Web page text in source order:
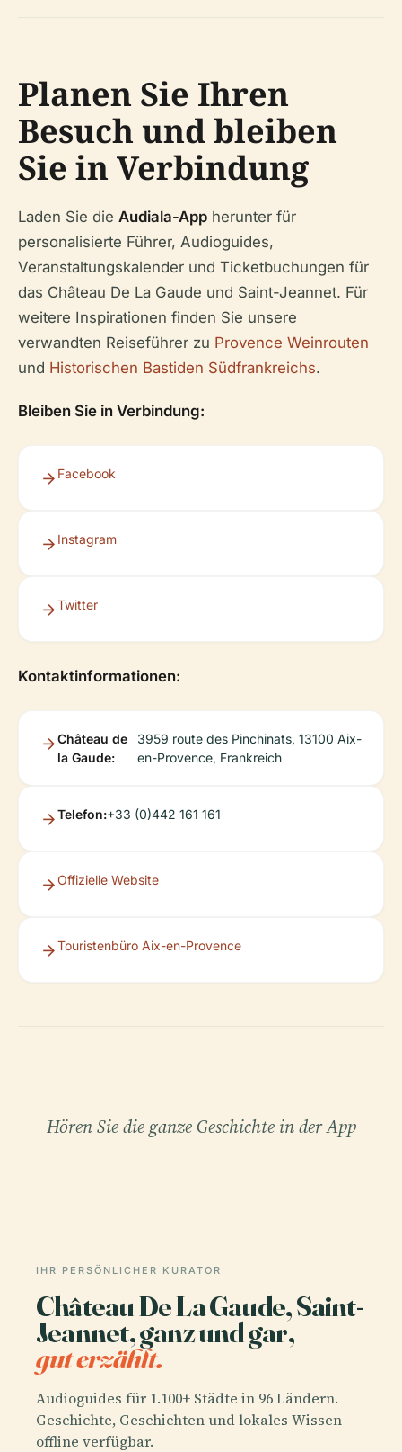
Planen Sie Ihren
Besuch und bleiben
Sie in Verbindung
Laden Sie die Audiala-App herunter für
personalisierte Führer, Audioguides,
Veranstaltungskalender und Ticketbuchungen für
das Château De La Gaude und Saint-Jeannet. Für
weitere Inspirationen finden Sie unsere
verwandten Reiseführer zu Provence Weinrouten
und Historischen Bastiden Südfrankreichs.
Bleiben Sie in Verbindung:
Facebook
Instagram
Twitter
Kontaktinformationen:
Château de
la Gaude:
3959 route des Pinchinats, 13100 Aix-
en-Provence, Frankreich
Telefon:+33 (0)442 161 161
Offizielle Website
Touristenbüro Aix-en-Provence
Hören Sie die ganze Geschichte in der App
IHR PERSÖNLICHER KURATOR
Château De La Gaude, Saint-
Jeannet, ganz und gar,
gut erzählt.
Audioguides für 1.100+ Städte in 96 Ländern.
Geschichte, Geschichten und lokales Wissen —
offline verfügbar.